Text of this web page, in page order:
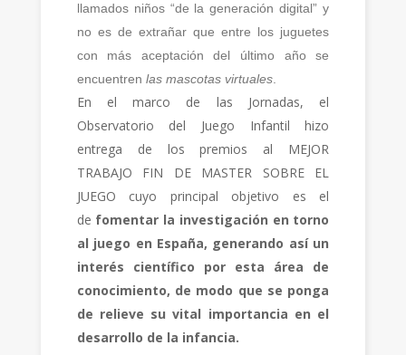
llamados niños “de la generación digital” y
no es de extrañar que entre los juguetes
con más aceptación del último año se
encuentren las mascotas virtuales.
En el marco de las Jornadas, el
Observatorio del Juego Infantil hizo
entrega de los premios al MEJOR
TRABAJO FIN DE MASTER SOBRE EL
JUEGO cuyo principal objetivo es el
de fomentar la investigación en torno
al juego en España, generando así un
interés científico por esta área de
conocimiento, de modo que se ponga
de relieve su vital importancia en el
desarrollo de la infancia.